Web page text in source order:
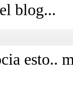
blog...
esto..